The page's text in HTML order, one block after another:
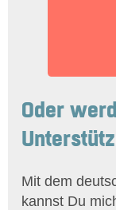
Oder
Mit dem
kannst Du